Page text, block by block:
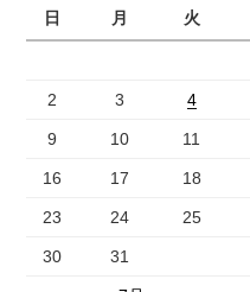
日
月 火
2 3 4
9 10 11
16 17 18
23 24 25
30 31